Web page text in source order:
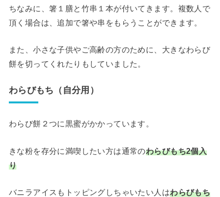
ちなみに、箸１膳と竹串１本が付いてきます。複数人で
頂く場合は、追加で箸や串をもらうことができます。
また、小さな子供やご高齢の方のために、大きなわらび
餅を切ってくれたりもしていました。
わらびもち（自分用）
わらび餅２つに黒蜜がかかっています。
きな粉を存分に満喫したい方は通常のわらびもち2個入
り
バニラアイスもトッピングしちゃいたい人はわらびもち